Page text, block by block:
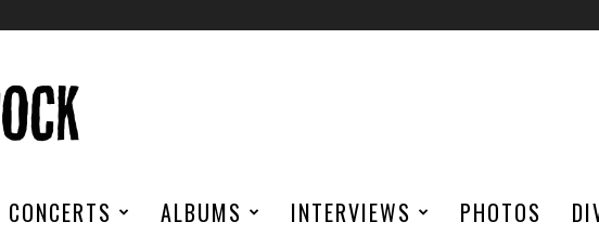
CONCERTS ALBUMS INTERVIEWS PHOTOS